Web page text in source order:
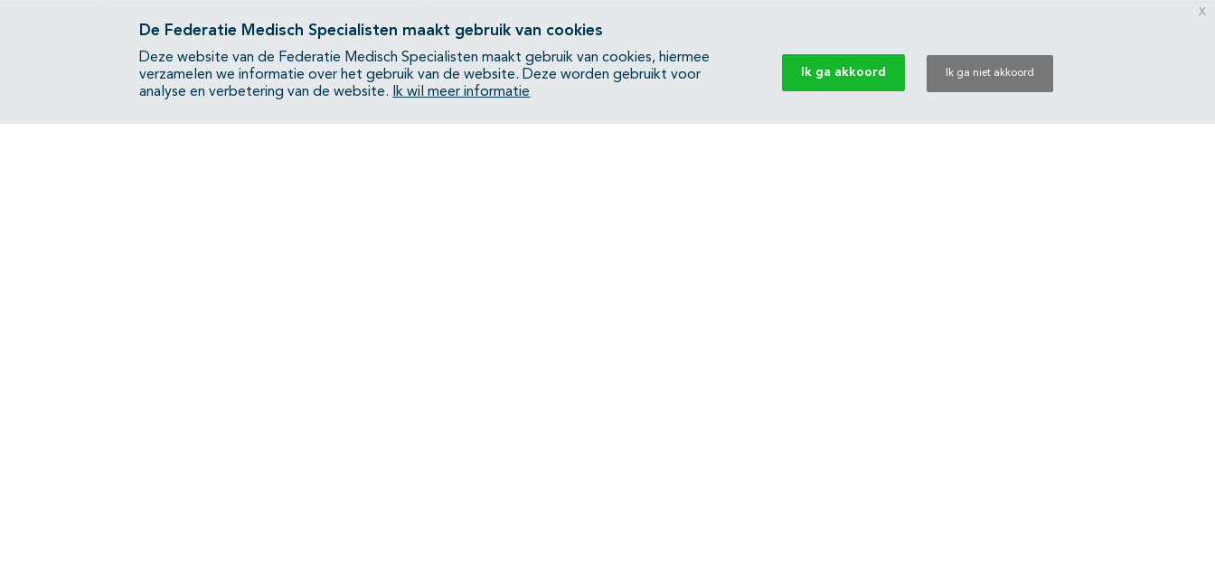
De Federatie Medisch Specialisten maakt gebruik van cookies
Deze website van de Federatie Medisch Specialisten maakt gebruik van cookies, hiermee
verzamelen we informatie over het gebruik van de website. Deze worden gebruikt voor
analyse en verbetering van de website.
Ik wil meer informatie
Ik ga akkoord Ik ga niet akkoord
x